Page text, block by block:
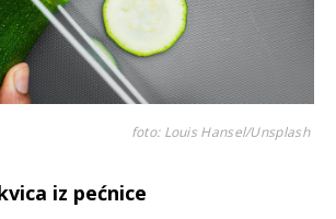
foto: Louis Hansel/Unsplash
iz pećnice